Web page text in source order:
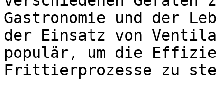
Gastronomie und der
der Einsatz von
populär, um die
Frittierprozesse zu